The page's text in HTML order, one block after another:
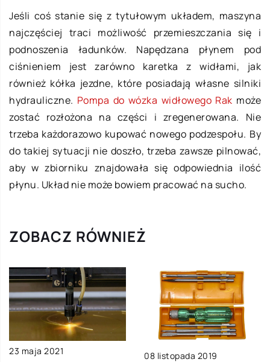
Jeśli coś stanie się z tytułowym układem, maszyna
najczęściej traci możliwość przemieszczania się i
podnoszenia ładunków. Napędzana płynem pod
ciśnieniem jest zarówno karetka z widłami, jak
również kółka jezdne, które posiadają własne silniki
hydrauliczne. Pompa do wózka widłowego Rak może
zostać rozłożona na części i zregenerowana. Nie
trzeba każdorazowo kupować nowego podzespołu. By
do takiej sytuacji nie doszło, trzeba zawsze pilnować,
aby w zbiorniku znajdowała się odpowiednia ilość
płynu. Układ nie może bowiem pracować na sucho.
ZOBACZ RÓWNIEŻ
23 maja 2021 08 listopada 2019